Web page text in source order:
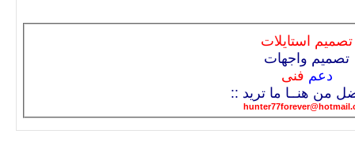
تصميم استايلات
تصميم واجهات
دعم فنى
من هنــا ما تريد ::